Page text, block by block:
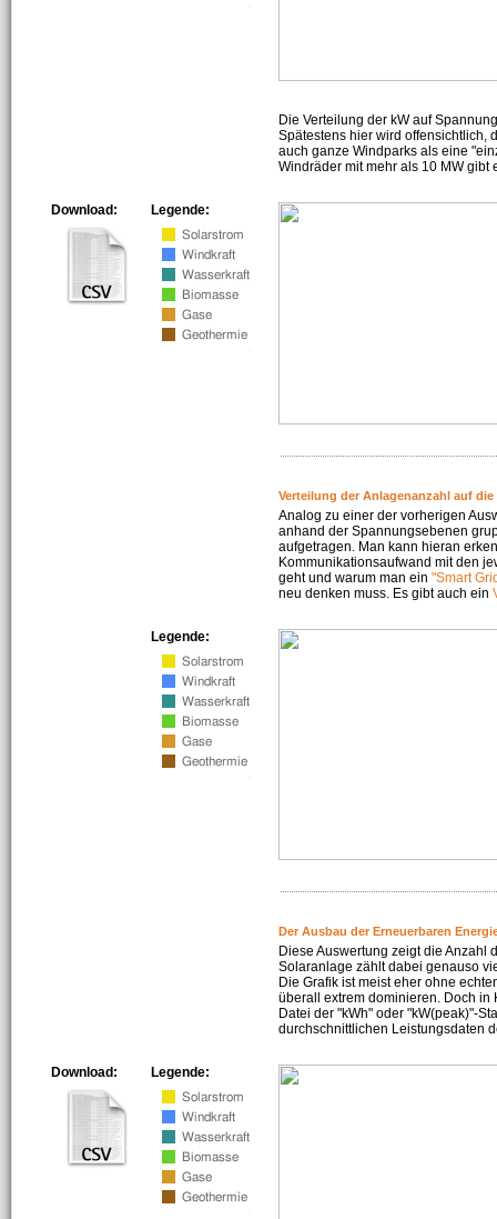
Die Verteilung der kW auf
Spätestens hier wird offensichtlich,
auch ganze Windparks als eine
Windräder mit mehr als 10 MW gibt
Legende:
Download:
Verteilung der Anlagenanzahl auf die
Analog zu einer der vorherigen
anhand der Spannungsebenen
aufgetragen. Man kann hieran
Kommunikationsaufwand mit den
geht und warum man ein "Smart
neu denken muss. Es gibt auch ein
Legende:
Der Ausbau der Erneuerbaren
Diese Auswertung zeigt die Anzahl
Solaranlage zählt dabei genauso
Die Grafik ist meist eher ohne
überall extrem dominieren. Doch in
Datei der "kWh" oder "kW(peak)"-
durchschnittlichen Leistungsdaten
Legende:
Download: